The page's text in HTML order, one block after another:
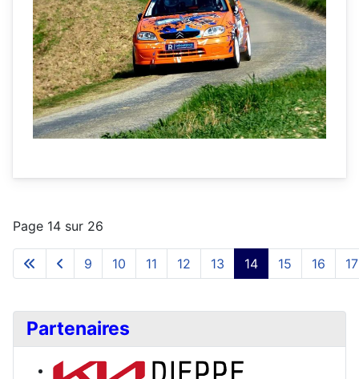
Page 14 sur 26
9 10 11 12 13 14 15 16 17
Partenaires